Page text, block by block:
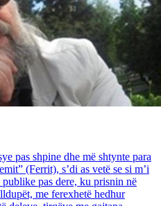
pas shpine dhe më shtynte para
(Ferrit), s’di as vetë se si m’i
pas dere, ku prisnin në
me ferexhetë hedhur